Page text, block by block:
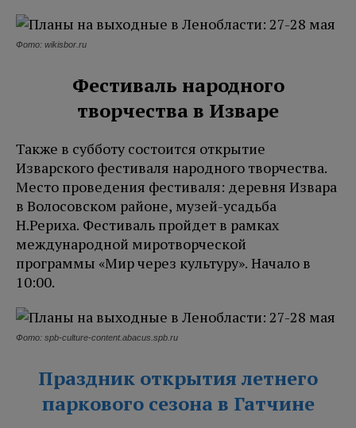
Фото: wikisbor.ru
Фестиваль народного
творчества в Изваре
Также в субботу состоится открытие
Изварского фестиваля народного творчества.
Место проведения фестиваля: деревня Извара
в Волосовском районе, музей-усадьба
Н.Рериха. Фестиваль пройдет в рамках
международной миротворческой
программы «Мир через культуру». Начало в
10:00.
Фото: spb-culture-content.abacus.spb.ru
Праздник открытия летнего
паркового сезона в Гатчине